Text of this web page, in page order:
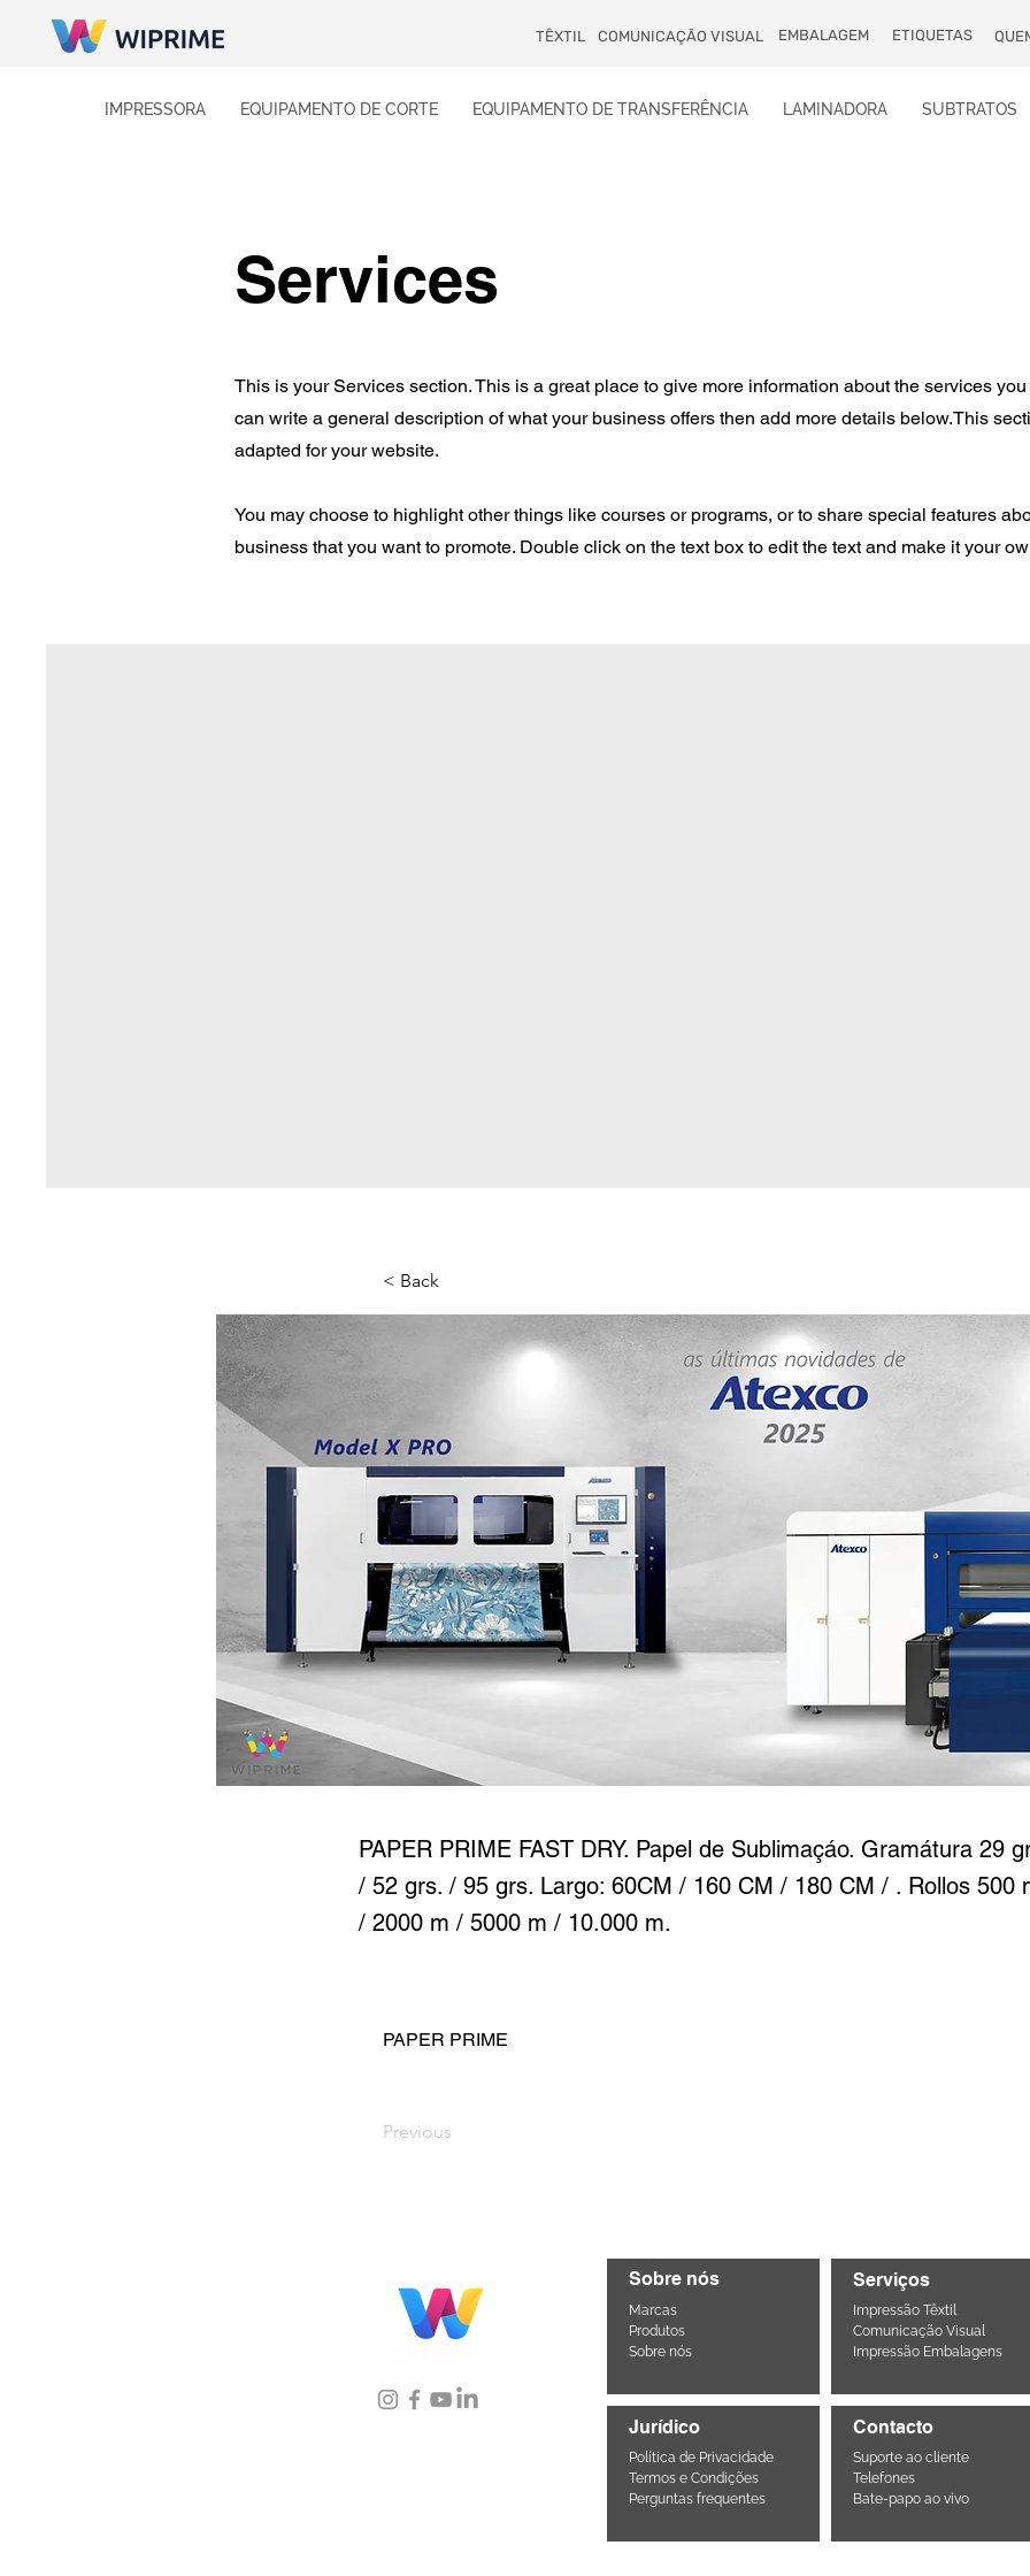
TÊXTIL COMUNICAÇÃO VISUAL EMBALAGEM ETIQUETAS
IMPRESSORA EQUIPAMENTO DE CORTE EQUIPAMENTO DE TRANSFERÊNCIA LAMINADORA SUBTRATOS
Services
This is your Services section. This is a great place to give more information about the services you
can write a general description of what your business offers then add more details below.This
adapted for your website.
You may choose to highlight other things like courses or programs, or to share special features
business that you want to promote. Double click on the text box to edit the text and make it your
< Back
PAPER PRIME
PAPER PRIME FAST DRY. Papel de Sublimaçáo. Gramátura 29
/ 52 grs. / 95 grs. Largo: 60CM / 160 CM / 180 CM / . Rollos 500
/ 2000 m / 5000 m / 10.000 m.
PAPER PRIME
Previous
Sobre nós
Marcas
Produtos
Sobre nós
Jurídico
Política de Privacidade
Termos e Condições
Perguntas frequentes
Serviços
Impressão Têxtil
Comunicação Visual
Impressão Embalagens
Contacto
Suporte ao cliente
Telefones
Bate-papo ao vivo